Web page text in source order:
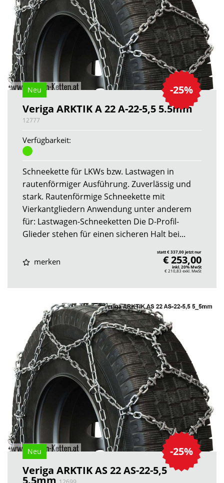
-25%
Neu
Veriga ARKTIK A 22 A-22-5,5 5.5mm
12777
Verfügbarkeit:
Schneekette für LKWs bzw. Lastwagen in
rautenförmiger Ausführung. Zuverlässig und
stark. Rautenförmige Schneekette mit
Vierkantgliedern Anwendung unter anderem
für: Lastwagen-Schneeketten Die D-Profil-
Glieder stehen für einen sicheren Halt bei...
merken
statt € 337,00 jetzt nur
€ 253,00
inkl. 20% MwSt
€ 210,83 exkl. MwSt
-25%
Neu
Veriga ARKTIK AS 22 AS-22-5,5